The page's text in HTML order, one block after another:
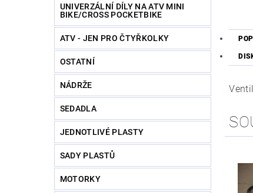
UNIVERZÁLNÍ DÍLY NA ATV MINI
BIKE/CROSS POCKETBIKE
ATV - JEN PRO ČTYŘKOLKY
OSTATNÍ
NÁDRŽE
SEDADLA
JEDNOTLIVÉ PLASTY
SADY PLASTŮ
MOTORKY